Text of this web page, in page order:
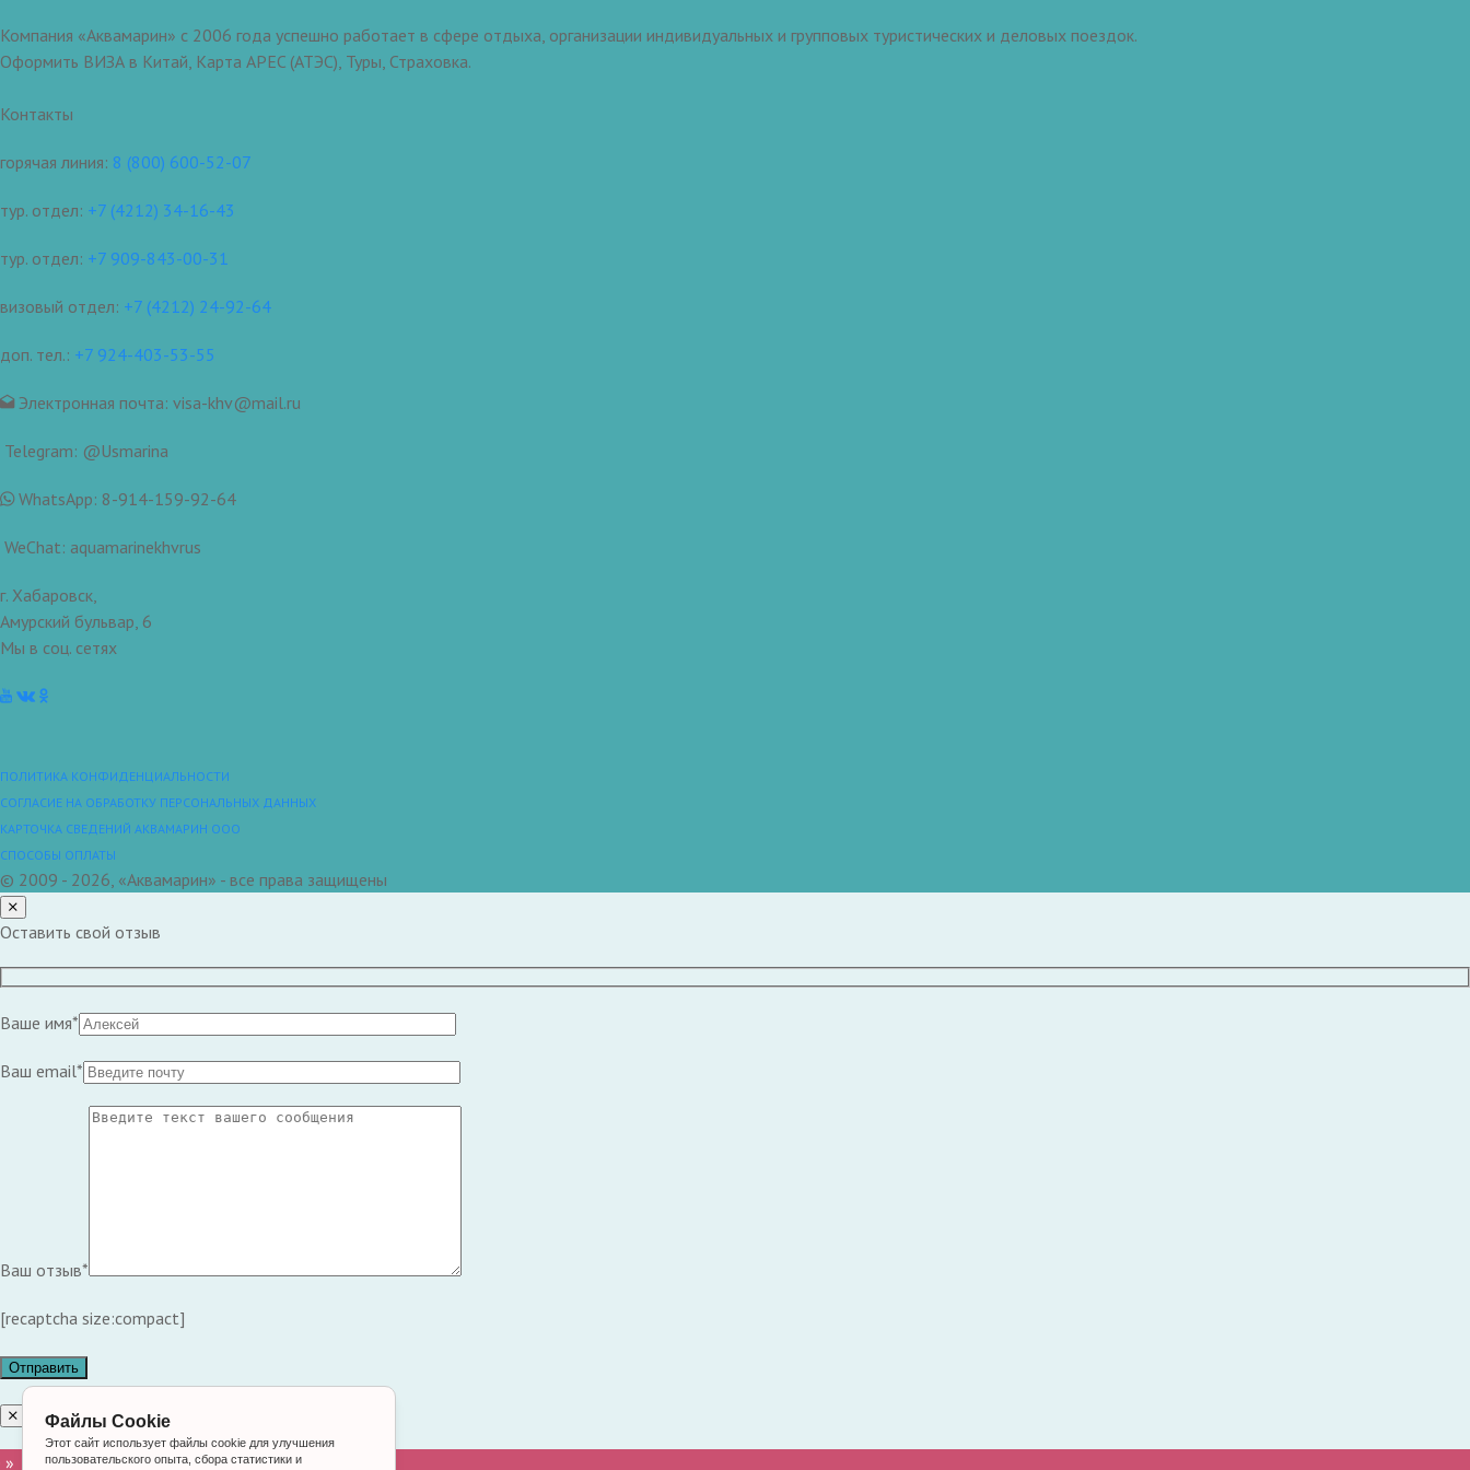
Компания «Аквамарин» с 2006 года успешно работает в сфере отдыха, организации индивидуальных и групповых туристических и деловых поездок.
Оформить ВИЗА в Китай, Карта APEC (АТЭС), Туры, Страховка.
Контакты
горячая линия: 8 (800) 600-52-07
тур. отдел: +7 (4212) 34-16-43
тур. отдел: +7 909-843-00-31
визовый отдел: +7 (4212) 24-92-64
доп. тел.: +7 924-403-53-55
Электронная почта: visa-khv@mail.ru
Telegram: @Usmarina
WhatsApp: 8-914-159-92-64
WeChat: aquamarinekhvrus
г. Хабаровск,
Амурский бульвар, 6
Мы в соц. сетях
ПОЛИТИКА КОНФИДЕНЦИАЛЬНОСТИ
СОГЛАСИЕ НА ОБРАБОТКУ ПЕРСОНАЛЬНЫХ ДАННЫХ
КАРТОЧКА СВЕДЕНИЙ АКВАМАРИН ООО
СПОСОБЫ ОПЛАТЫ
© 2009 - 2026, «Аквамарин» - все права защищены
Оставить свой отзыв
Ваше имя*
Ваш email*
Ваш отзыв*
[recaptcha size:compact]
»
Файлы Cookie
Этот сайт использует файлы cookie для улучшения
пользовательского опыта, сбора статистики и